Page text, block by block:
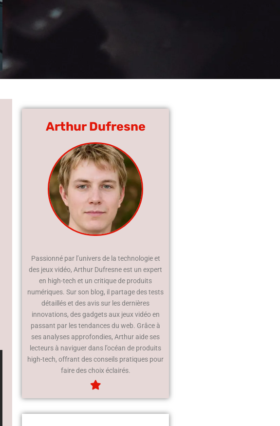
Arthur Dufresne
Passionné par l’univers de la technologie et
des jeux vidéo, Arthur Dufresne est un expert
en high-tech et un critique de produits
numériques. Sur son blog, il partage des tests
détaillés et des avis sur les dernières
innovations, des gadgets aux jeux vidéo en
passant par les tendances du web. Grâce à
ses analyses approfondies, Arthur aide ses
lecteurs à naviguer dans l’océan de produits
high-tech, offrant des conseils pratiques pour
faire des choix éclairés.